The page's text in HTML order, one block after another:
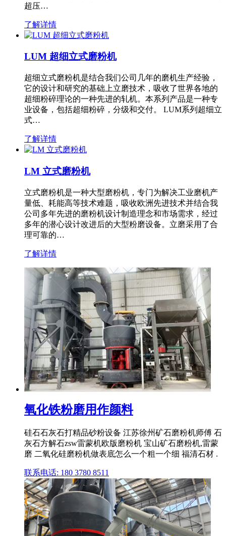
超压…
了解详情
LUM 超细立式磨粉机
超细立式磨粉机是结合我们公司几年的磨机生产经验，
它的设计和研究的基础上立磨技术，吸收了世界各地的
超细粉碎理论的一种先进的轧机。本系列产品是一种专
业设备，包括超细粉碎，分级和交付。 LUM系列超细立
式…
了解详情
LM 立式磨粉机
立式磨粉机是一种大型磨粉机，专门为解决工业磨机产
量低、耗能高等技术难题，吸收欧洲先进技术并结合我
公司多年先进的磨粉机设计制造理念和市场需求，经过
多年的潜心设计改进后的大型粉磨设备。立磨采用了合
理可靠的…
了解详情
氧化铁粉磨用作颜料
硅石石灰石打精品砂粉设备 江苏徐州矿石磨粉机师傅 石
灰石方解石zsw雷蒙机欧版磨粉机 宝山矿石磨粉机,雷蒙
磨 二氧化硅磨粉机做表底怎么一个粗一个细 福清石材 .
联系电话: 180 3780 8511